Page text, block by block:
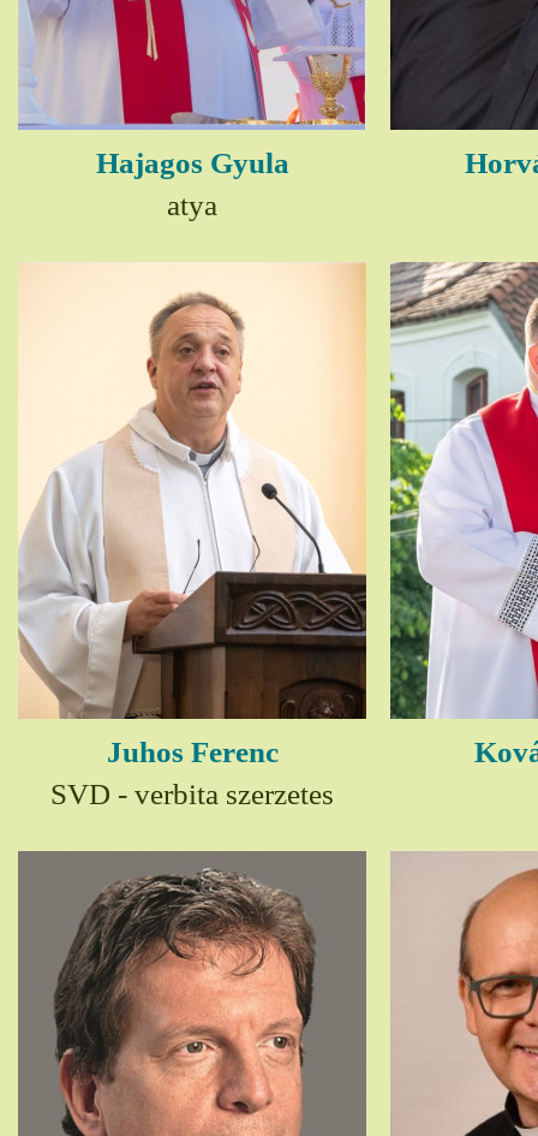
Hajagos Gyula
atya
Juhos Ferenc
SVD - verbita szerzetes